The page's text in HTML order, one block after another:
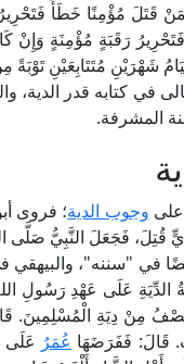
قَتَلَ مُؤْمِنًا خَطَأً
رَقَبَةٍ مُؤْمِنَةٍ وَإِنْ
مُتَتَابِعَيْنِ تَوْبَةً مِنَ
في كتابه قدر الدية،
المشرفة.
وجوب الدية؛ فروى
قُتِلَ، فَجَعَلَ النَّبِيُّ صَلَّى
في "سننه"،
عَلَى عَهْدِ رَسُولِ
مِنْ دِيَةِ
قَالَ: فَفَرَضَهَا عُمَرُ عَلَى